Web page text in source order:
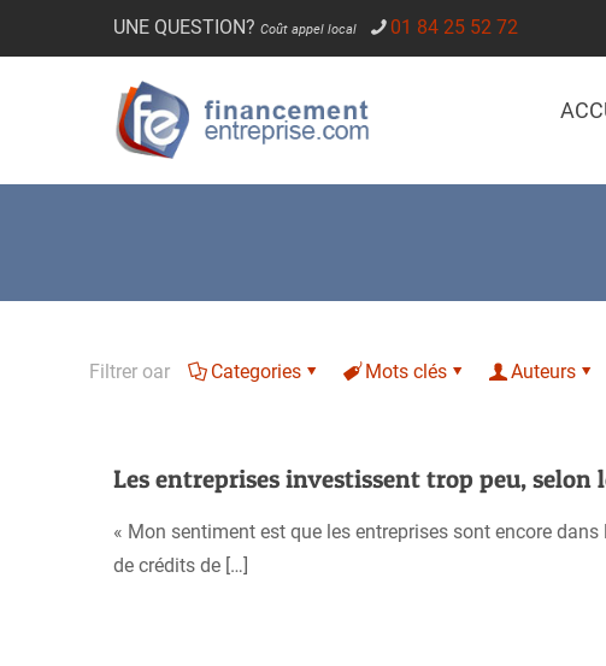
UNE QUESTION? Coût appel local 01 84 25 52 72
Filtrer oar Categories Mots clés Auteurs
Les entreprises investissent trop peu, selon
« Mon sentiment est que les entreprises sont encore
de crédits de […]